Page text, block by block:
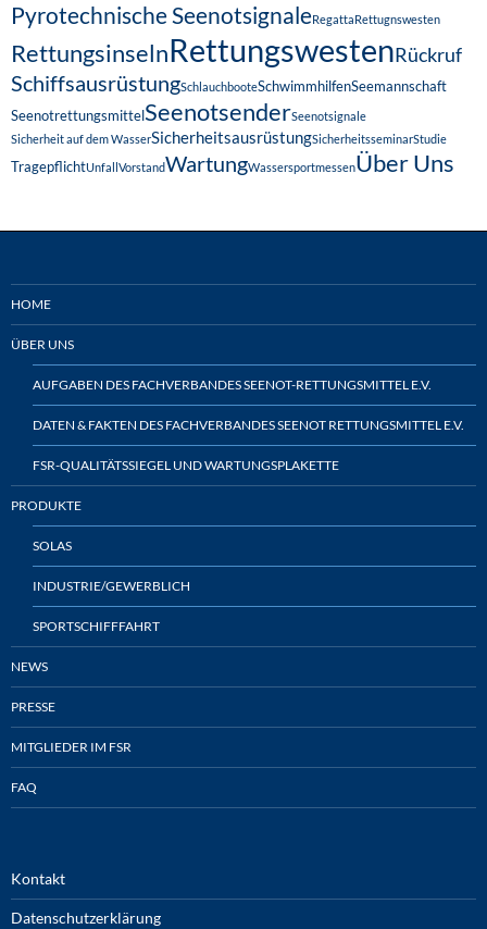
Pyrotechnische SeenotsignaleRegattaRettugnswesten
RettungsinselnRettungswestenRückruf
SchiffsausrüstungSchlauchbooteSchwimmhilfenSeemannschaft
SeenotrettungsmittelSeenotsenderSeenotsignale
Sicherheit auf dem WasserSicherheitsausrüstungSicherheitsseminarStudie
TragepflichtUnfallVorstandWartungWassersportmessenÜber Uns
HOME
ÜBER UNS
AUFGABEN DES FACHVERBANDES SEENOT-RETTUNGSMITTEL E.V.
DATEN & FAKTEN DES FACHVERBANDES SEENOT RETTUNGSMITTEL E.V.
FSR-QUALITÄTSSIEGEL UND WARTUNGSPLAKETTE
PRODUKTE
SOLAS
INDUSTRIE/GEWERBLICH
SPORTSCHIFFFAHRT
NEWS
PRESSE
MITGLIEDER IM FSR
FAQ
Kontakt
Datenschutzerklärung